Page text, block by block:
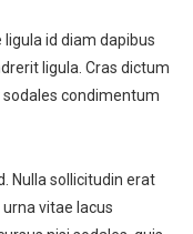
id diam dapibus
ligula. Cras dictum
condimentum
Nulla sollicitudin erat
vitae lacus